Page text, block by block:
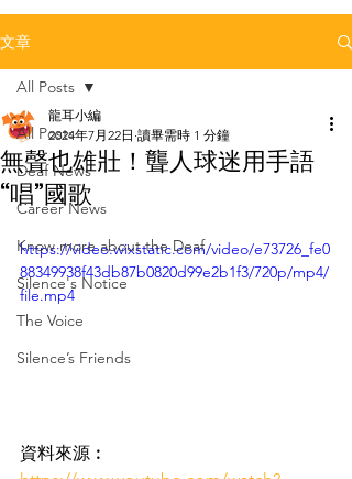
文章
All Posts
Deaf News
Career News
Know more about the Deaf
Silence's Notice
The Voice
Silence’s Friends
All Posts
無聲也雄壯！聾人球迷用手語
“唱”國歌
龍耳小編
2024年7月22日 讀畢需時 1 分鐘
https://video.wixstatic.com/video/e73726_fe0
88349938f43db87b0820d99e2b1f3/720p/mp4/
file.mp4
資料來源︰